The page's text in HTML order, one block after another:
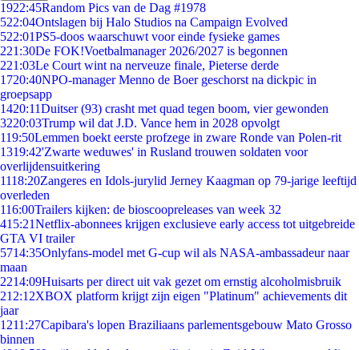
1922:45Random Pics van de Dag #1978
522:04Ontslagen bij Halo Studios na Campaign Evolved
522:01PS5-doos waarschuwt voor einde fysieke games
221:30De FOK!Voetbalmanager 2026/2027 is begonnen
221:03Le Court wint na nerveuze finale, Pieterse derde
1720:40NPO-manager Menno de Boer geschorst na dickpic in
groepsapp
1420:11Duitser (93) crasht met quad tegen boom, vier gewonden
3220:03Trump wil dat J.D. Vance hem in 2028 opvolgt
119:50Lemmen boekt eerste profzege in zware Ronde van Polen-rit
1319:42'Zwarte weduwes' in Rusland trouwen soldaten voor
overlijdensuitkering
1118:20Zangeres en Idols-jurylid Jerney Kaagman op 79-jarige leeftijd
overleden
116:00Trailers kijken: de bioscoopreleases van week 32
415:21Netflix-abonnees krijgen exclusieve early access tot uitgebreide
GTA VI trailer
5714:35Onlyfans-model met G-cup wil als NASA-ambassadeur naar
maan
2214:09Huisarts per direct uit vak gezet om ernstig alcoholmisbruik
212:12XBOX platform krijgt zijn eigen "Platinum" achievements dit
jaar
1211:27Capibara's lopen Braziliaans parlementsgebouw Mato Grosso
binnen